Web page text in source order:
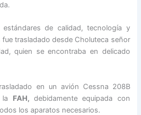
de calidad, tecnología y
trasladado desde Choluteca señor
quien se encontraba en delicado
en un avión Cessna 208B
la FAH, debidamente equipada con
los aparatos necesarios.